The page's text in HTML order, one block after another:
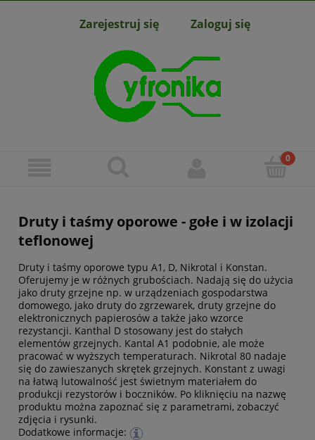
Zarejestruj się Zaloguj się
Druty i taśmy oporowe - gołe i w izolacji
teflonowej
Druty i taśmy oporowe typu A1, D, Nikrotal i Konstan.
Oferujemy je w różnych grubościach. Nadają się do użycia
jako druty grzejne np. w urządzeniach gospodarstwa
domowego, jako druty do zgrzewarek, druty grzejne do
elektronicznych papierosów a także jako wzorce
rezystancji. Kanthal D stosowany jest do stałych
elementów grzejnych. Kantal A1 podobnie, ale może
pracować w wyższych temperaturach. Nikrotal 80 nadaje
się do zawieszanych skrętek grzejnych. Konstant z uwagi
na łatwą lutowalność jest świetnym materiałem do
produkcji rezystorów i boczników. Po kliknięciu na nazwę
produktu można zapoznać się z parametrami, zobaczyć
zdjęcia i rysunki.
Dodatkowe informacje: